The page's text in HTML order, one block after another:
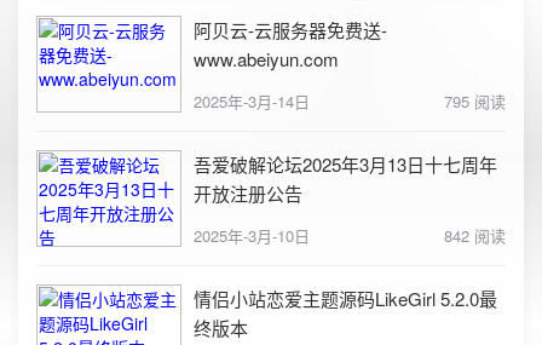
阿贝云-云服务器免费送-
www.abeiyun.com
2025年-3月-14日 795 阅读
吾爱破解论坛2025年3月13日十七周年
开放注册公告
2025年-3月-10日 842 阅读
情侣小站恋爱主题源码LikeGirl 5.2.0最
终版本